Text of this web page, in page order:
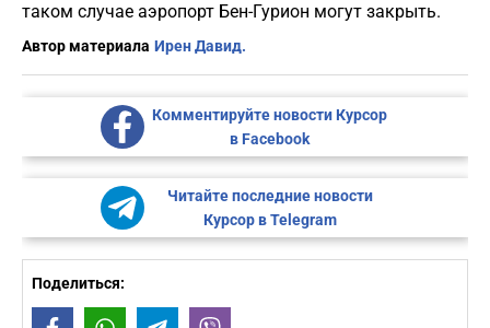
таком случае аэропорт Бен-Гурион могут закрыть.
Автор материала Ирен Давид.
Комментируйте новости Курсор
в Facebook
Читайте последние новости
Курсор в Telegram
Поделиться: